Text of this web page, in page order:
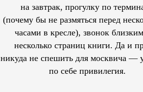
на завтрак, прогулку по
(почему бы не размяться перед
часами в кресле), звонок
несколько страниц книги. Да и
никуда не спешить для москвича —
по себе привилегия.